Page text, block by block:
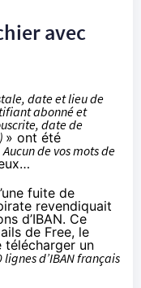
avec
date et lieu de
abonné et
date de
» ont été
Aucun de vos mots de
fuite de
revendiquait
d’IBAN. Ce
de Free, le
télécharger un
lignes d’IBAN français